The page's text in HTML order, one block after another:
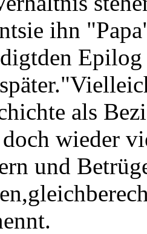
ihn
als
wieder
und